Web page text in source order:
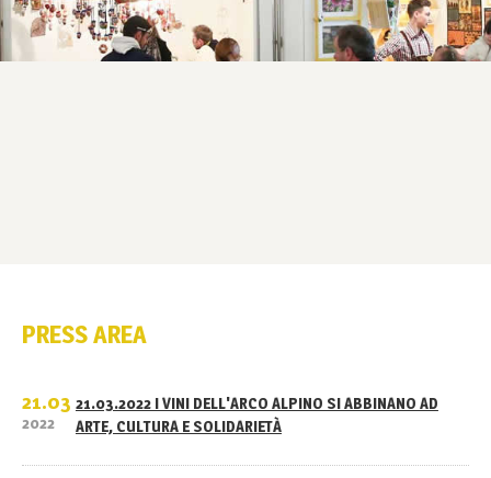
PRESS AREA
21.03
2022
21.03.2022 I VINI DELL'ARCO ALPINO SI ABBINANO AD
ARTE, CULTURA E SOLIDARIETÀ